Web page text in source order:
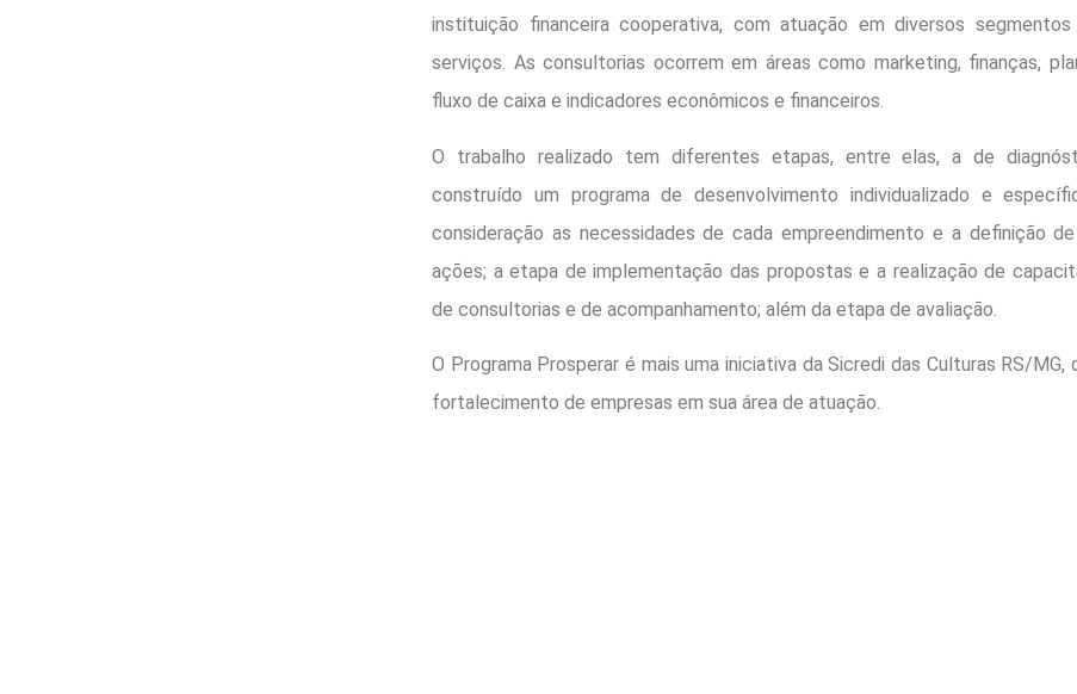
instituição financeira cooperativa, com atuação em diversos
serviços. As consultorias ocorrem em áreas como marketing, finanças,
fluxo de caixa e indicadores econômicos e financeiros.
O trabalho realizado tem diferentes etapas, entre elas, a de
construído um programa de desenvolvimento individualizado e
consideração as necessidades de cada empreendimento e a definição
ações; a etapa de implementação das propostas e a realização de
de consultorias e de acompanhamento; além da etapa de avaliação.
O Programa Prosperar é mais uma iniciativa da Sicredi das Culturas RS/MG,
fortalecimento de empresas em sua área de atuação.